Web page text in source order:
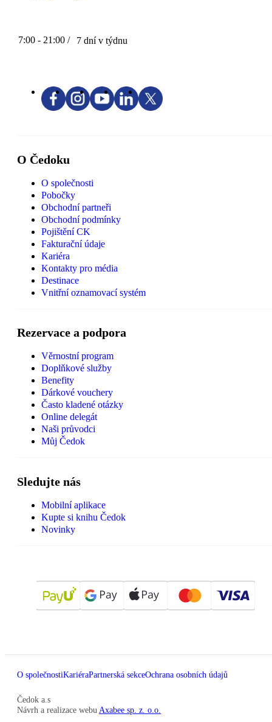
7:00 - 21:00 / 7 dní v týdnu
O Čedoku
O společnosti
Pobočky
Obchodní partneři
Obchodní podmínky
Pojištění CK
Fakturační údaje
Kariéra
Kontakty pro média
Destinace
Vnitřní oznamovací systém
Rezervace a podpora
Věrnostní program
Doplňkové služby
Benefity
Dárkové vouchery
Často kladené otázky
Online delegát
Naši průvodci
Můj Čedok
Sledujte nás
Mobilní aplikace
Kupte si knihu Čedok
Novinky
O společnostiKariéraPartnerská sekceOchrana osobních údajů
Čedok a.s
Návrh a realizace webu Axabee sp. z. o.o.